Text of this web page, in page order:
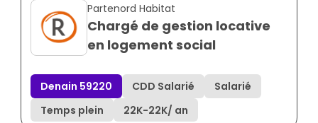
Partenord Habitat
Chargé de gestion locative
en logement social
Denain 59220 CDD Salarié
Salarié
Temps plein
22K-22K/ an